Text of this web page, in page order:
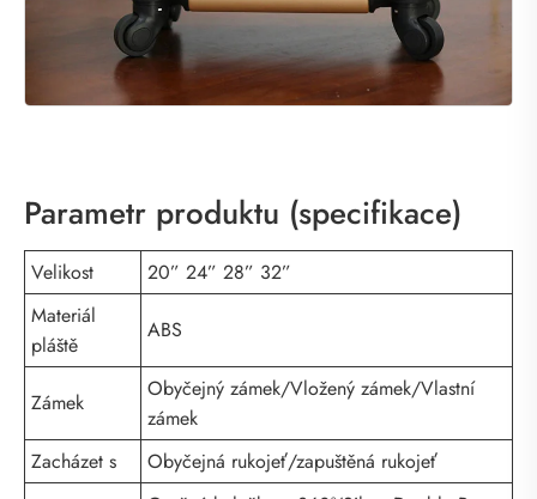
Parametr produktu (specifikace)
Velikost
20” 24” 28” 32”
Materiál
pláště
ABS
Zámek
Obyčejný zámek/Vložený zámek/Vlastní
zámek
Zacházet s
Obyčejná rukojeť/zapuštěná rukojeť